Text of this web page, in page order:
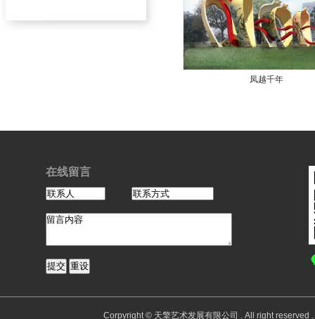
凤越千年
在线留言
Corpyright © 天擎艺术发展有限公司 . All right reserved